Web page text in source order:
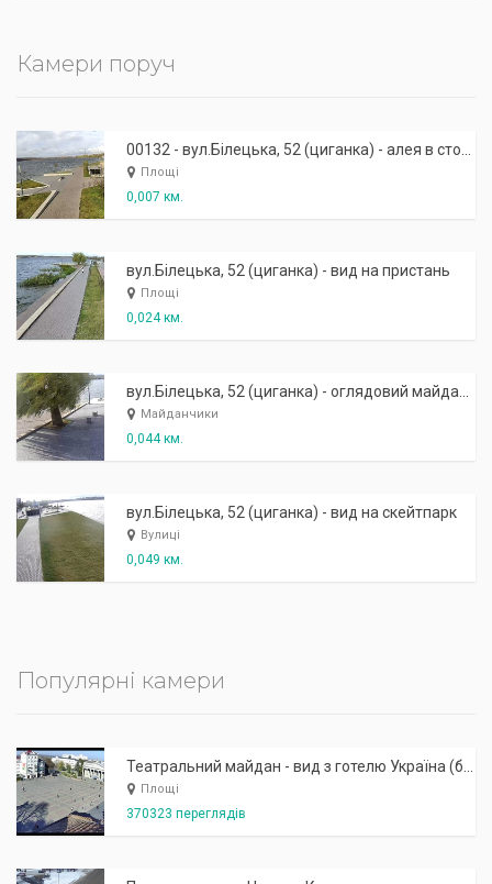
Камери поруч
Площі
0,007 км.
вул.Білецька, 52 (циганка) - вид на пристань
Площі
0,024 км.
Майданчики
0,044 км.
вул.Білецька, 52 (циганка) - вид на скейтпарк
Вулиці
0,049 км.
Популярні камери
Площі
370323 переглядів